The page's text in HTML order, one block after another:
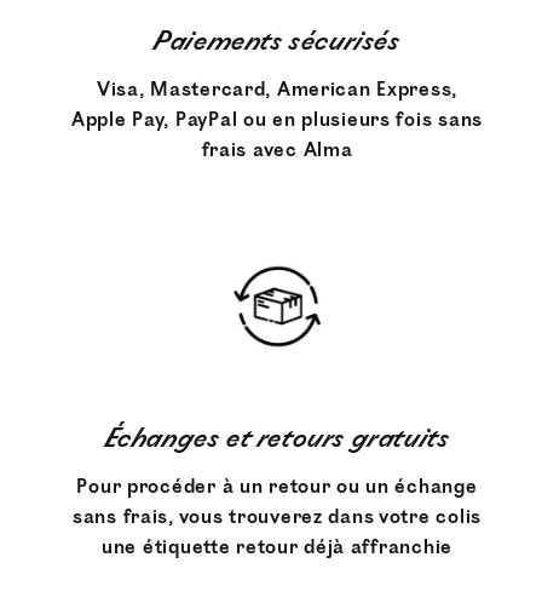
Paiements sécurisés
Visa, Mastercard, American Express,
Apple Pay, PayPal ou en plusieurs fois sans
frais avec Alma
Échanges et retours gratuits
Pour procéder à un retour ou un échange
sans frais, vous trouverez dans votre colis
une étiquette retour déjà affranchie